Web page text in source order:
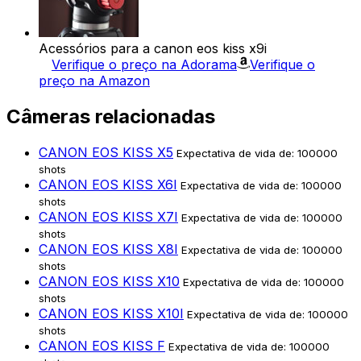
Acessórios para a canon eos kiss x9i
Verifique o preço na Adorama
Verifique o
preço na Amazon
Câmeras relacionadas
CANON EOS KISS X5 Expectativa de vida de: 100000
shots
CANON EOS KISS X6I Expectativa de vida de: 100000
shots
CANON EOS KISS X7I Expectativa de vida de: 100000
shots
CANON EOS KISS X8I Expectativa de vida de: 100000
shots
CANON EOS KISS X10 Expectativa de vida de: 100000
shots
CANON EOS KISS X10I Expectativa de vida de: 100000
shots
CANON EOS KISS F Expectativa de vida de: 100000